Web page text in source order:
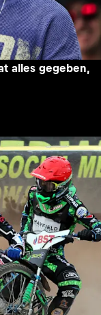
alles gegeben,